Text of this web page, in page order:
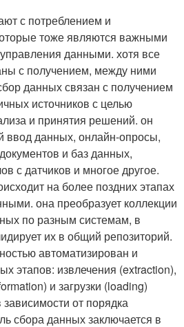
с потреблением и
тоже являются важными
данными. хотя все
с получением, между ними
данных связан с получением
источников с целью
и принятия решений. он
ввод данных, онлайн-опросы,
и баз данных,
с датчиков и многое другое.
на более поздних этапах
она преобразует коллекции
по разным системам, в
их в общий репозиторий.
автоматизирован и
этапов: извлечения (extraction),
и загрузки (loading)
от порядка
сбора данных заключается в